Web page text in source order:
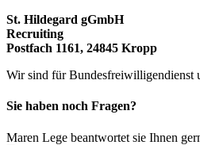
St. Hildegard gGmbH
Recruiting
Postfach 1161, 24845 Kropp
Wir sind für Bundesfreiwilligendienst
Sie haben noch Fragen?
Maren Lege beantwortet sie Ihnen